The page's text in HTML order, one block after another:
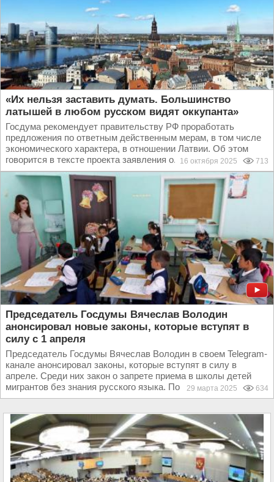
«Их нельзя заставить думать. Большинство
латышей в любом русском видят оккупанта»
Госдума рекомендует правительству РФ проработать
предложения по ответным действенным мерам, в том числе
экономического характера, в отношении Латвии. Об этом
говорится в тексте проекта заявления о...16 октября 2025 713
Председатель Госдумы Вячеслав Володин
анонсировал новые законы, которые вступят в
силу с 1 апреля
Председатель Госдумы Вячеслав Володин в своем Telegram-
канале анонсировал законы, которые вступят в силу в
апреле. Среди них закон о запрете приема в школы детей
мигрантов без знания русского языка. По словам...
29 марта 2025 634